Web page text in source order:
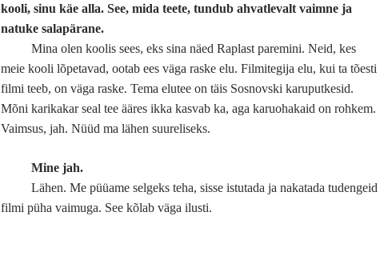
kooli, sinu käe alla. See, mida teete, tundub ahvatlevalt vaimne ja
natuke salapärane.
Mina olen koolis sees, eks sina näed Raplast paremini. Neid, kes
meie kooli lõpetavad, ootab ees väga raske elu. Filmitegija elu, kui ta tõesti
filmi teeb, on väga raske. Tema elutee on täis Sosnovski karuputkesid.
Mõni karikakar seal tee ääres ikka kasvab ka, aga karuohakaid on rohkem.
Vaimsus, jah. Nüüd ma lähen suureliseks.
Mine jah.
Lähen. Me püüame selgeks teha, sisse istutada ja nakatada tudengeid
filmi püha vaimuga. See kõlab väga ilusti.